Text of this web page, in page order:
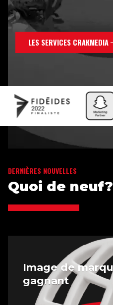
LES SERVICES CRAKMEDIA
DERNIÈRES NOUVELLES
Quoi de neuf?
IA : un duo